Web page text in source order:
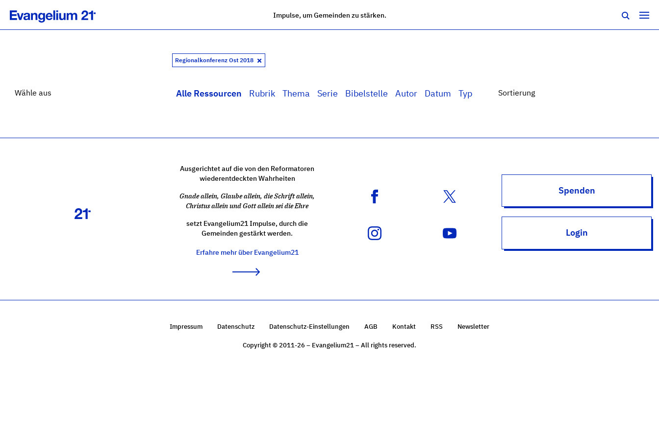
Impulse, um Gemeinden zu stärken.
Regionalkonferenz Ost 2018
Wähle aus Alle Ressourcen Rubrik Thema Serie Bibelstelle Autor Datum Typ Sortierung
Ausgerichtet auf die von den Reformatoren
wiederentdeckten Wahrheiten
Gnade allein, Glaube allein, die Schrift allein,
Christus allein und Gott allein sei die Ehre
setzt Evangelium21 Impulse, durch die
Gemeinden gestärkt werden.
Erfahre mehr über Evangelium21
Spenden
Login
Impressum Datenschutz Datenschutz-Einstellungen AGB Kontakt RSS Newsletter
Copyright © 2011-26 – Evangelium21 – All rights reserved.